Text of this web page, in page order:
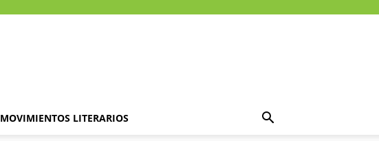
MOVIMIENTOS LITERARIOS